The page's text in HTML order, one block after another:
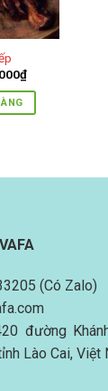
₫Giá
hiện
tại
(Có Zalo)
đường
Lào Cai, Việt